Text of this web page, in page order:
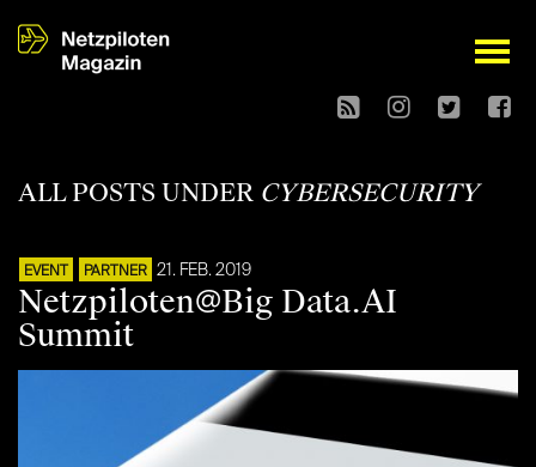
open
ALL POSTS UNDER CYBERSECURITY
EVENT PARTNER 21. FEB. 2019
Netzpiloten@Big Data.AI
Summit